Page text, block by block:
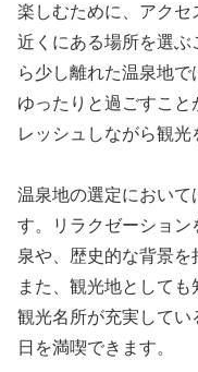
楽しむために、アク
近くにある場所を選
ら少し離れた温泉地
ゆったりと過ごすこ
レッシュしながら観光
温泉地の選定におい
す。リラクゼーショ
泉や、歴史的な背景を
また、観光地として
観光名所が充実して
日を満喫できます。